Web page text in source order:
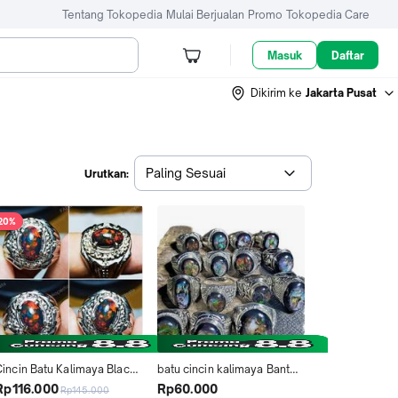
Tentang Tokopedia Mulai Berjualan Promo Tokopedia Care
Masuk Daftar
Dikirim ke Jakarta Pusat
Urutkan: Paling Sesuai
Batu Kalimaya Black
BantenRp145.000
batu cincin kalimaya Banten
black Opal Sempur
Rp60.000